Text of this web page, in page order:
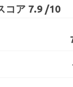
コア 7.9 /10